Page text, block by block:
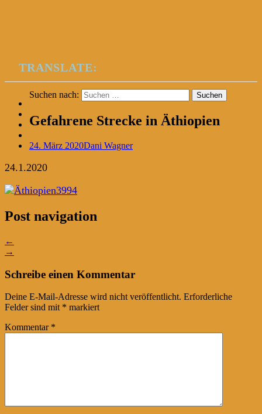
TRANSLATE:
Suchen nach:
Gefahrene Strecke in Äthiopien
24. März 2020Dani Wagner
24.1.2020
Post navigation
←
→
Schreibe einen Kommentar
Deine E-Mail-Adresse wird nicht veröffentlicht. Erforderliche
Felder sind mit * markiert
Kommentar *